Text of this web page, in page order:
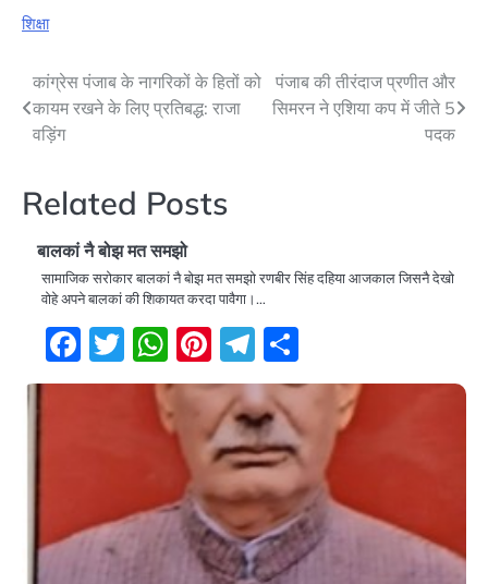
शिक्षा
Post
navigation
कांग्रेस पंजाब के नागरिकों के हितों को
कायम रखने के लिए प्रतिबद्ध: राजा
वड़िंग
पंजाब की तीरंदाज प्रणीत और
सिमरन ने एशिया कप में जीते 5
पदक
Related Posts
बालकां नै बोझ मत समझो
सामाजिक सरोकार बालकां नै बोझ मत समझो रणबीर सिंह दहिया आजकाल जिसनै देखो
वोहे अपने बालकां की शिकायत करदा पावैगा।…
Facebook
Twitter
WhatsApp
Pinterest
Telegram